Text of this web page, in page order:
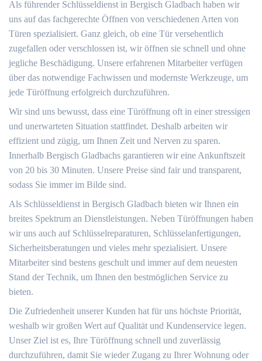
Als führender Schlüsseldienst in Bergisch Gladbach haben wir
uns auf das fachgerechte Öffnen von verschiedenen Arten von
Türen spezialisiert. Ganz gleich, ob eine Tür versehentlich
zugefallen oder verschlossen ist, wir öffnen sie schnell und ohne
jegliche Beschädigung. Unsere erfahrenen Mitarbeiter verfügen
über das notwendige Fachwissen und modernste Werkzeuge, um
jede Türöffnung erfolgreich durchzuführen.
Wir sind uns bewusst, dass eine Türöffnung oft in einer stressigen
und unerwarteten Situation stattfindet. Deshalb arbeiten wir
effizient und zügig, um Ihnen Zeit und Nerven zu sparen.
Innerhalb Bergisch Gladbachs garantieren wir eine Ankunftszeit
von 20 bis 30 Minuten. Unsere Preise sind fair und transparent,
sodass Sie immer im Bilde sind.
Als Schlüsseldienst in Bergisch Gladbach bieten wir Ihnen ein
breites Spektrum an Dienstleistungen. Neben Türöffnungen haben
wir uns auch auf Schlüsselreparaturen, Schlüsselanfertigungen,
Sicherheitsberatungen und vieles mehr spezialisiert. Unsere
Mitarbeiter sind bestens geschult und immer auf dem neuesten
Stand der Technik, um Ihnen den bestmöglichen Service zu
bieten.
Die Zufriedenheit unserer Kunden hat für uns höchste Priorität,
weshalb wir großen Wert auf Qualität und Kundenservice legen.
Unser Ziel ist es, Ihre Türöffnung schnell und zuverlässig
durchzuführen, damit Sie wieder Zugang zu Ihrer Wohnung oder